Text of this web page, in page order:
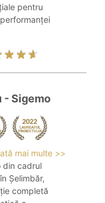
pentru
- Sigemo
mai multe >>
din cadrul
Șelimbăr,
completă